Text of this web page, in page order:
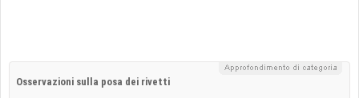
Osservazioni sulla posa dei rivetti